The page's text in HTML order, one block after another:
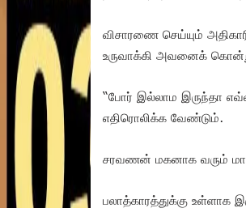
விசாரணை செய்யும்
உருவாக்கி அவனைக்
“போர் இல்லாம இருந்தா
எதிரொலிக்க வேண்டும்.
சரவணன் மகனாக வரும்
பலாத்காரத்துக்கு